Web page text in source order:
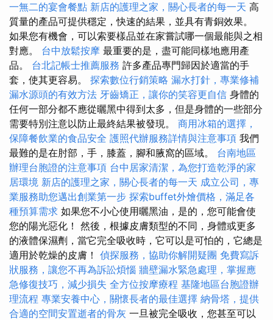
一無二的宴會餐點 新店的護理之家，關心長者的每一天 高
質量的產品可提供穩定，快速的結果，並具有青銅效果。
如果您有機會，可以索要樣品並在家嘗試哪一個最能與之相
對應。 台中放鬆按摩 最重要的是，盡可能同樣地應用產
品。 台北記帳士推薦服務 許多產品專門歸因於適當的手
套，使其更容易。 探索數位行銷策略 漏水打針，專業修補
漏水源頭的有效方法 牙齒矯正，讓你的笑容更自信 身體的
任何一部分都不應從曬黑中得到太多，但是身體的一些部分
需要特別注意以防止最終結果被發現。 商用冰箱的選擇，
保障餐飲業的食品安全 護照代辦服務詳情與注意事項 我們
最難的是在肘部，手，膝蓋，腳和腋窩的區域。 台南地區
辦理台胞證的注意事項 台中居家清潔，為您打造乾淨的家
居環境 新店的護理之家，關心長者的每一天 成立公司，專
業服務助您邁出創業第一步 探索buffet外燴價格，滿足各
種預算需求 如果您不小心使用曬黑油，是的，您可能會使
您的陽光惡化！ 然後，根據皮膚類型的不同，身體或更多
的液體保濕劑，當它完全吸收時，它可以是可怕的，它總是
適用於乾燥的皮膚！ 偵探服務，協助你解開疑團 免費寫訴
狀服務，讓您不再為訴訟煩惱 牆壁漏水緊急處理，掌握應
急修復技巧，減少損失 全方位按摩療程 基隆地區台胞證辦
理流程 專業安養中心，關懷長者的最佳選擇 納骨塔，提供
合適的空間安置逝者的骨灰 一旦被完全吸收，您甚至可以